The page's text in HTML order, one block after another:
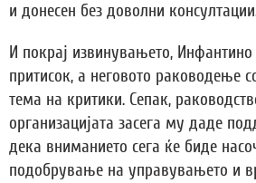
и донесен без доволни
И покрај извинувањето,
притисок, а неговото раководење
тема на критики. Сепак,
организацијата засега му даде
дека вниманието сега ќе биде
подобрување на управувањето и